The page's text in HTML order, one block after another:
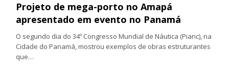
Projeto de mega-porto no Amapá
apresentado em evento no Panamá
O segundo dia do 34º Congresso Mundial de Náutica (Pianc), na
Cidade do Panamá, mostrou exemplos de obras estruturantes
que…